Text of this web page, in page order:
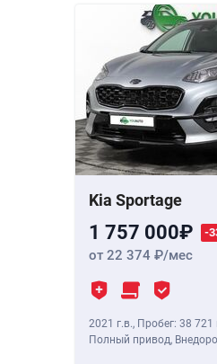
Kia Sportage
1 757 000 -
от 22 374 /мес
2021 г.в., Пробег: 38 721
Полный привод,